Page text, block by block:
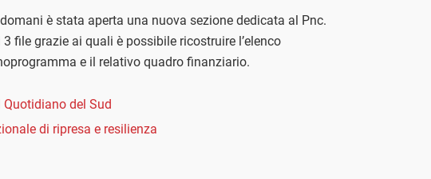
è stata aperta una nuova sezione dedicata al Pnc.
file grazie ai quali è possibile ricostruire l’elenco
e il relativo quadro finanziario.
Quotidiano del Sud
di ripresa e resilienza